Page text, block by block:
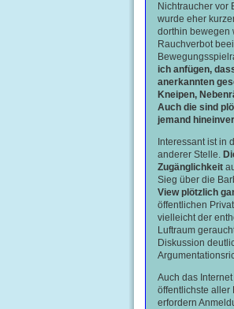
Nichtraucher vor
wurde eher
dorthin bewegen
Rauchverbot
ich anfügen,
anerkannten
Kneipen,
Auch die sind
jemand
Interessant ist in
anderer Stelle.
Zugänglichkeit
Sieg über die
View plötzlich
öffentlichen
vielleicht der
Luftraum
Diskussion
Auch das Internet
öffentlichste aller
erfordern